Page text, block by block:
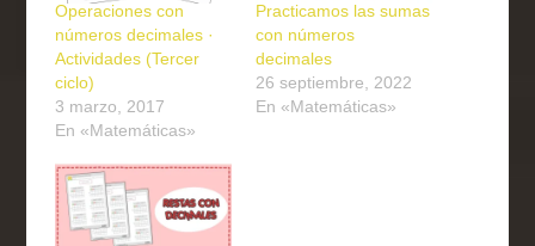
Operaciones con
números decimales ·
Actividades (Tercer
ciclo)
3 marzo, 2017
En «Matemáticas»
Practicamos las sumas
con números
decimales
26 septiembre, 2022
En «Matemáticas»